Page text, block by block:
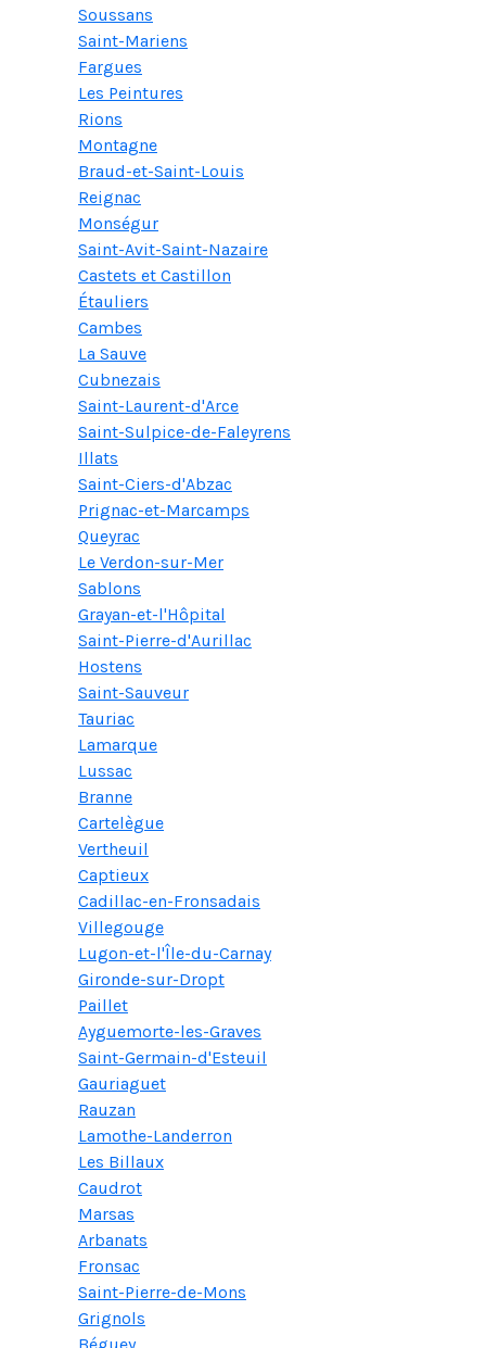
Soussans
Saint-Mariens
Fargues
Les Peintures
Rions
Montagne
Braud-et-Saint-Louis
Reignac
Monségur
Saint-Avit-Saint-Nazaire
Castets et Castillon
Étauliers
Cambes
La Sauve
Cubnezais
Saint-Laurent-d'Arce
Saint-Sulpice-de-Faleyrens
Illats
Saint-Ciers-d'Abzac
Prignac-et-Marcamps
Queyrac
Le Verdon-sur-Mer
Sablons
Grayan-et-l'Hôpital
Saint-Pierre-d'Aurillac
Hostens
Saint-Sauveur
Tauriac
Lamarque
Lussac
Branne
Cartelègue
Vertheuil
Captieux
Cadillac-en-Fronsadais
Villegouge
Lugon-et-l'Île-du-Carnay
Gironde-sur-Dropt
Paillet
Ayguemorte-les-Graves
Saint-Germain-d'Esteuil
Gauriaguet
Rauzan
Lamothe-Landerron
Les Billaux
Caudrot
Marsas
Arbanats
Fronsac
Saint-Pierre-de-Mons
Grignols